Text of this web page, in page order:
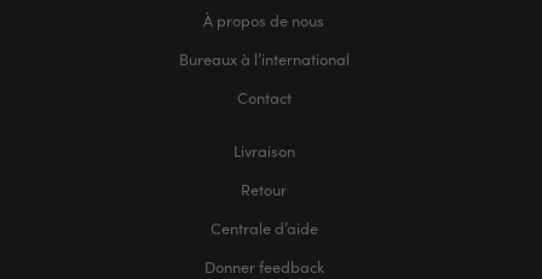
À propos de nous
Bureaux à l’international
Contact
Livraison
Retour
Centrale d’aide
Donner feedback